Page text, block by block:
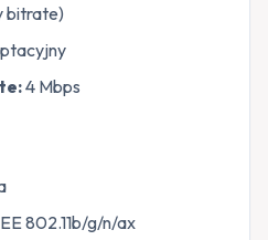
bitrate)
4 Mbps
802.11b/g/n/ax